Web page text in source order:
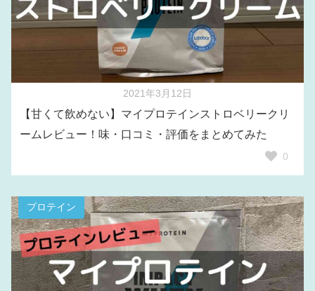
2021年3月12日
【甘くて飲めない】マイプロテインストロベリークリ
ームレビュー！味・口コミ・評価をまとめてみた
0
プロテイン